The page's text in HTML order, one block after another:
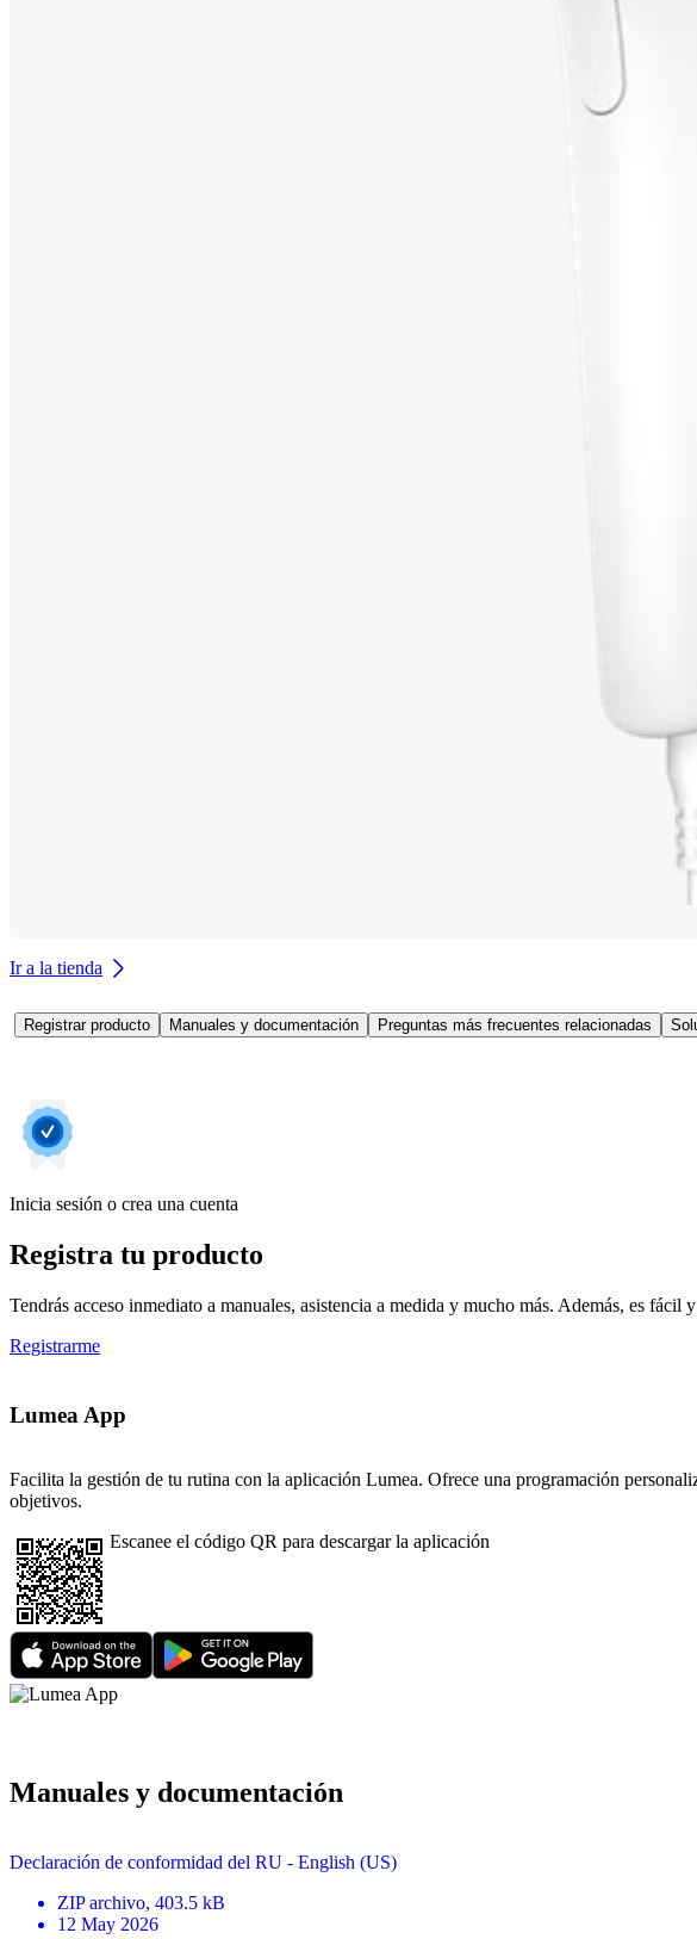
Ir a la tienda
Registrar producto Manuales y documentación Preguntas más frecuentes relacionadas
Inicia sesión o crea una cuenta
Registra tu producto
Tendrás acceso inmediato a manuales, asistencia a medida y mucho más. Además, es fácil
Registrarme
Lumea App
Facilita la gestión de tu rutina con la aplicación Lumea. Ofrece una programación
objetivos.
Escanee el código QR para descargar la aplicación
Manuales y documentación
Declaración de conformidad del RU - English (US)
ZIP archivo, 403.5 kB
12 May 2026